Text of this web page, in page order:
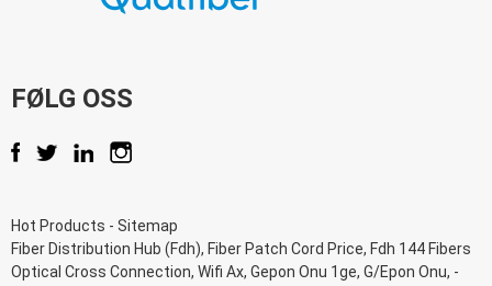
FØLG OSS
Hot Products - Sitemap
Fiber Distribution Hub (Fdh), Fiber Patch Cord Price, Fdh 144 Fibers
Optical Cross Connection, Wifi Ax, Gepon Onu 1ge, G/Epon Onu, -